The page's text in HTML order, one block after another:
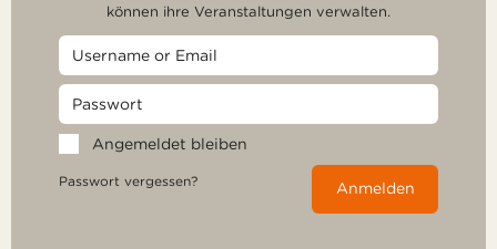
können ihre Veranstaltungen verwalten.
Angemeldet bleiben
Passwort vergessen? Anmelden